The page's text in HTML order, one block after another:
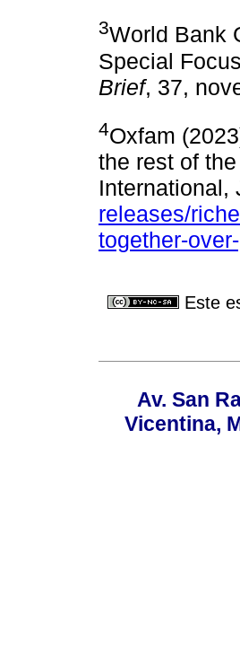
3World Bank
Special
Brief, 37,
4Oxfam
the rest of
International,
releases/
together-
Este
Av. San
Vicentina,